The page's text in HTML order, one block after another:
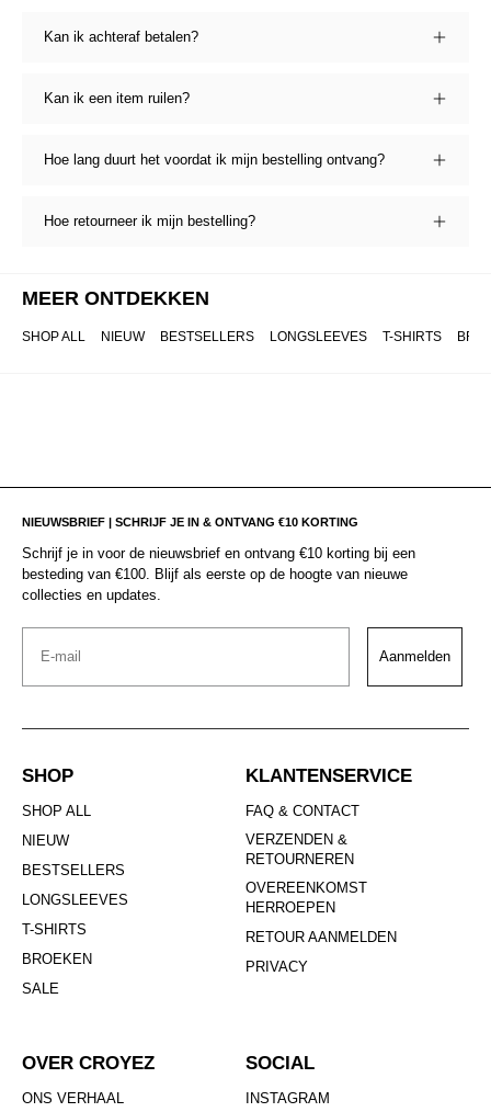
Kan ik achteraf betalen?
Kan ik een item ruilen?
Hoe lang duurt het voordat ik mijn bestelling ontvang?
Hoe retourneer ik mijn bestelling?
MEER ONTDEKKEN
SHOP ALL NIEUW BESTSELLERS LONGSLEEVES T-SHIRTS
NIEUWSBRIEF | SCHRIJF JE IN & ONTVANG €10 KORTING
Schrijf je in voor de nieuwsbrief en ontvang €10 korting bij een
besteding van €100. Blijf als eerste op de hoogte van nieuwe
collecties en updates.
Email
Aanmelden
SHOP
SHOP ALL
NIEUW
BESTSELLERS
LONGSLEEVES
T-SHIRTS
BROEKEN
SALE
KLANTENSERVICE
FAQ & CONTACT
VERZENDEN &
RETOURNEREN
OVEREENKOMST
HERROEPEN
RETOUR AANMELDEN
PRIVACY
OVER CROYEZ
ONS VERHAAL
SOCIAL
INSTAGRAM